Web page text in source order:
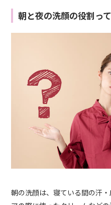
朝と夜の洗顔の役割っ
朝の洗顔は、寝ている間の汗